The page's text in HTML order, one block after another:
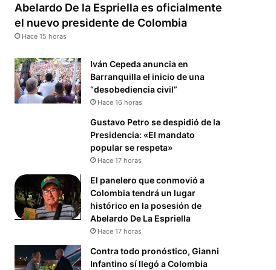
Abelardo De la Espriella es oficialmente
el nuevo presidente de Colombia
Hace 15 horas
Iván Cepeda anuncia en
Barranquilla el inicio de una
“desobediencia civil”
Hace 16 horas
Gustavo Petro se despidió de la
Presidencia: «El mandato
popular se respeta»
Hace 17 horas
El panelero que conmovió a
Colombia tendrá un lugar
histórico en la posesión de
Abelardo De La Espriella
Hace 17 horas
Contra todo pronóstico, Gianni
Infantino sí llegó a Colombia